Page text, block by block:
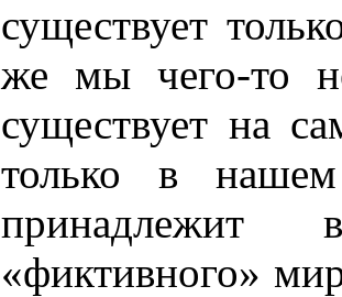
существует
же мы чего-то
существует на
только в
принадлежит
«фиктивного»